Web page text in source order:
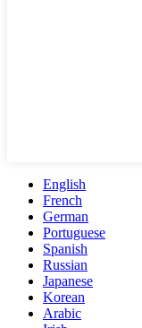
English
French
German
Portuguese
Spanish
Russian
Japanese
Korean
Arabic